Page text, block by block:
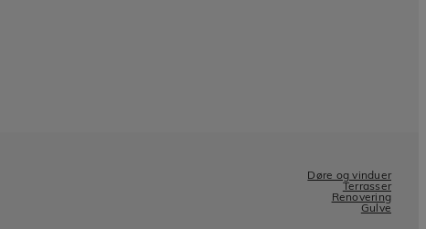
Døre og vinduer
Terrasser
Renovering
Gulve